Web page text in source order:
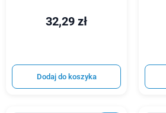
32,29 zł
Dodaj do koszyka